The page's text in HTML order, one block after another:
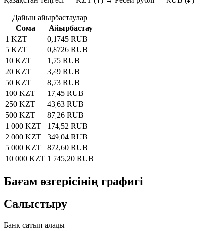
Дайын айырбастаулар
Сома
Айырбастау
1 KZT
0,1745 RUB
5 KZT
0,8726 RUB
10 KZT
1,75 RUB
20 KZT
3,49 RUB
50 KZT
8,73 RUB
100 KZT
17,45 RUB
250 KZT
43,63 RUB
500 KZT
87,26 RUB
1 000 KZT
174,52 RUB
2 000 KZT
349,04 RUB
5 000 KZT
872,60 RUB
10 000 KZT 1 745,20 RUB
Бағам өзгерісінің графигі
Салыстыру
Банк сатып алады